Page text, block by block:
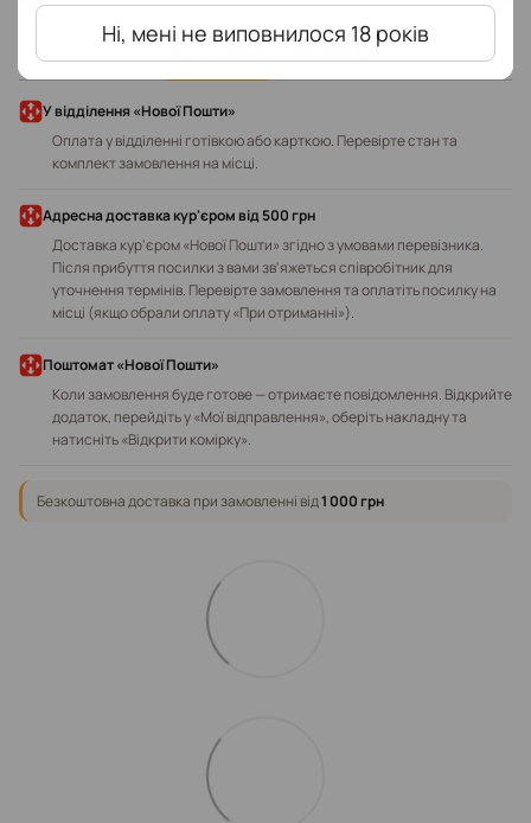
Ні, мені не виповнилося 18 років
Доставка Оплата
У відділення «Нової Пошти»
Оплата у відділенні готівкою або карткою. Перевірте стан та
комплект замовлення на місці.
Адресна доставка кур'єром від 500 грн
Доставка кур'єром «Нової Пошти» згідно з умовами перевізника.
Після прибуття посилки з вами зв'яжеться співробітник для
уточнення термінів. Перевірте замовлення та оплатіть посилку на
місці (якщо обрали оплату «При отриманні»).
Поштомат «Нової Пошти»
Коли замовлення буде готове — отримаєте повідомлення. Відкрийте
додаток, перейдіть у «Мої відправлення», оберіть накладну та
натисніть «Відкрити комірку».
Безкоштовна доставка при замовленні від1 000 грн